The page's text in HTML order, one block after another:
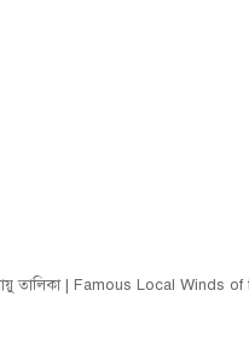
বায়ু তালিকা | Famous Local Winds